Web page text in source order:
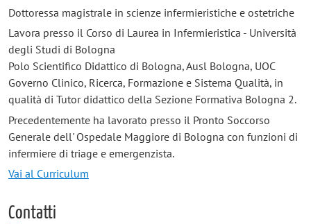
Dottoressa magistrale in scienze infermieristiche e ostetriche
Lavora presso il Corso di Laurea in Infermieristica - Università
degli Studi di Bologna
Polo Scientifico Didattico di Bologna, Ausl Bologna, UOC
Governo Clinico, Ricerca, Formazione e Sistema Qualità, in
qualità di Tutor didattico della Sezione Formativa Bologna 2.
Precedentemente ha lavorato presso il Pronto Soccorso
Generale dell' Ospedale Maggiore di Bologna con funzioni di
infermiere di triage e emergenzista.
Vai al Curriculum
Contatti